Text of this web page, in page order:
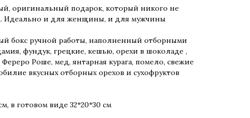
оригинальный подарок, который никого не
Идеально и для женщины, и для мужчины
бокс ручной работы, наполненный отборными
фундук, грецкие, кешью, орехи в шоколаде ,
Роше, мед, янтарная курага, помело, свежие
вкусных отборных орехов и сухофруктов
в готовом виде 32*20*30 см